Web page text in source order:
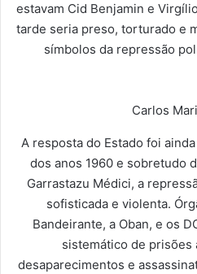
estavam Cid Benjamin e
tarde seria preso, torturado e
símbolos da repressão
Carlos
A resposta do Estado foi
dos anos 1960 e sobretudo
Garrastazu Médici, a
sofisticada e violenta.
Bandeirante, a Oban, e os
sistemático de
desaparecimentos e